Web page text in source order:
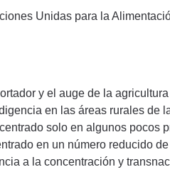
Unidas para la
y el auge de la
en las áreas rurales de
solo en algunos pocos
en un número reducido
a la concentración y